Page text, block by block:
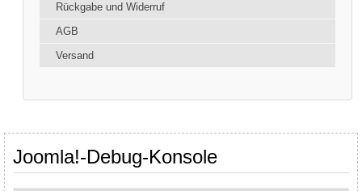
Rückgabe und Widerruf
AGB
Versand
Joomla!-Debug-Konsole